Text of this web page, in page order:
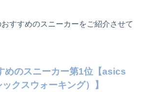
すすめのスニーカーをご紹介させて
めのスニーカー第1位【asics
クスウォーキング）】